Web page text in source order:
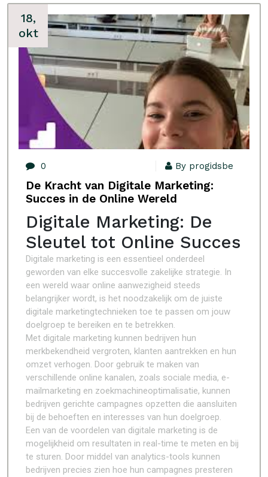
18,
okt
0 By progidsbe
De Kracht van Digitale Marketing:
Succes in de Online Wereld
Digitale Marketing: De
Sleutel tot Online Succes
Digitale marketing is een essentieel onderdeel
geworden van elke succesvolle zakelijke strategie. In
een wereld waar online aanwezigheid steeds
belangrijker wordt, is het noodzakelijk om de juiste
digitale marketingtechnieken toe te passen om jouw
doelgroep te bereiken en te betrekken.
Met digitale marketing kunnen bedrijven hun
merkbekendheid vergroten, klanten aantrekken en hun
omzet verhogen. Door gebruik te maken van
verschillende online kanalen, zoals sociale media, e-
mailmarketing en zoekmachineoptimalisatie, kunnen
bedrijven gerichte campagnes opzetten die aansluiten
bij de behoeften en interesses van hun doelgroep.
Een van de voordelen van digitale marketing is de
mogelijkheid om resultaten in real-time te meten en bij
te sturen. Door middel van analytics-tools kunnen
bedrijven precies zien hoe hun campagnes presteren